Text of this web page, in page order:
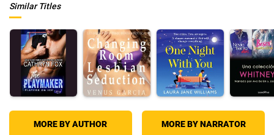
Similar Titles
MORE BY AUTHOR MORE BY NARRATOR